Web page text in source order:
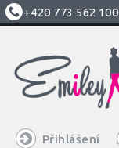
+420 773 562 100
Přihlášení